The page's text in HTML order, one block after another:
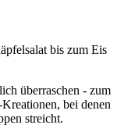
bis zum Eis
überraschen - zum
bei denen
streicht.